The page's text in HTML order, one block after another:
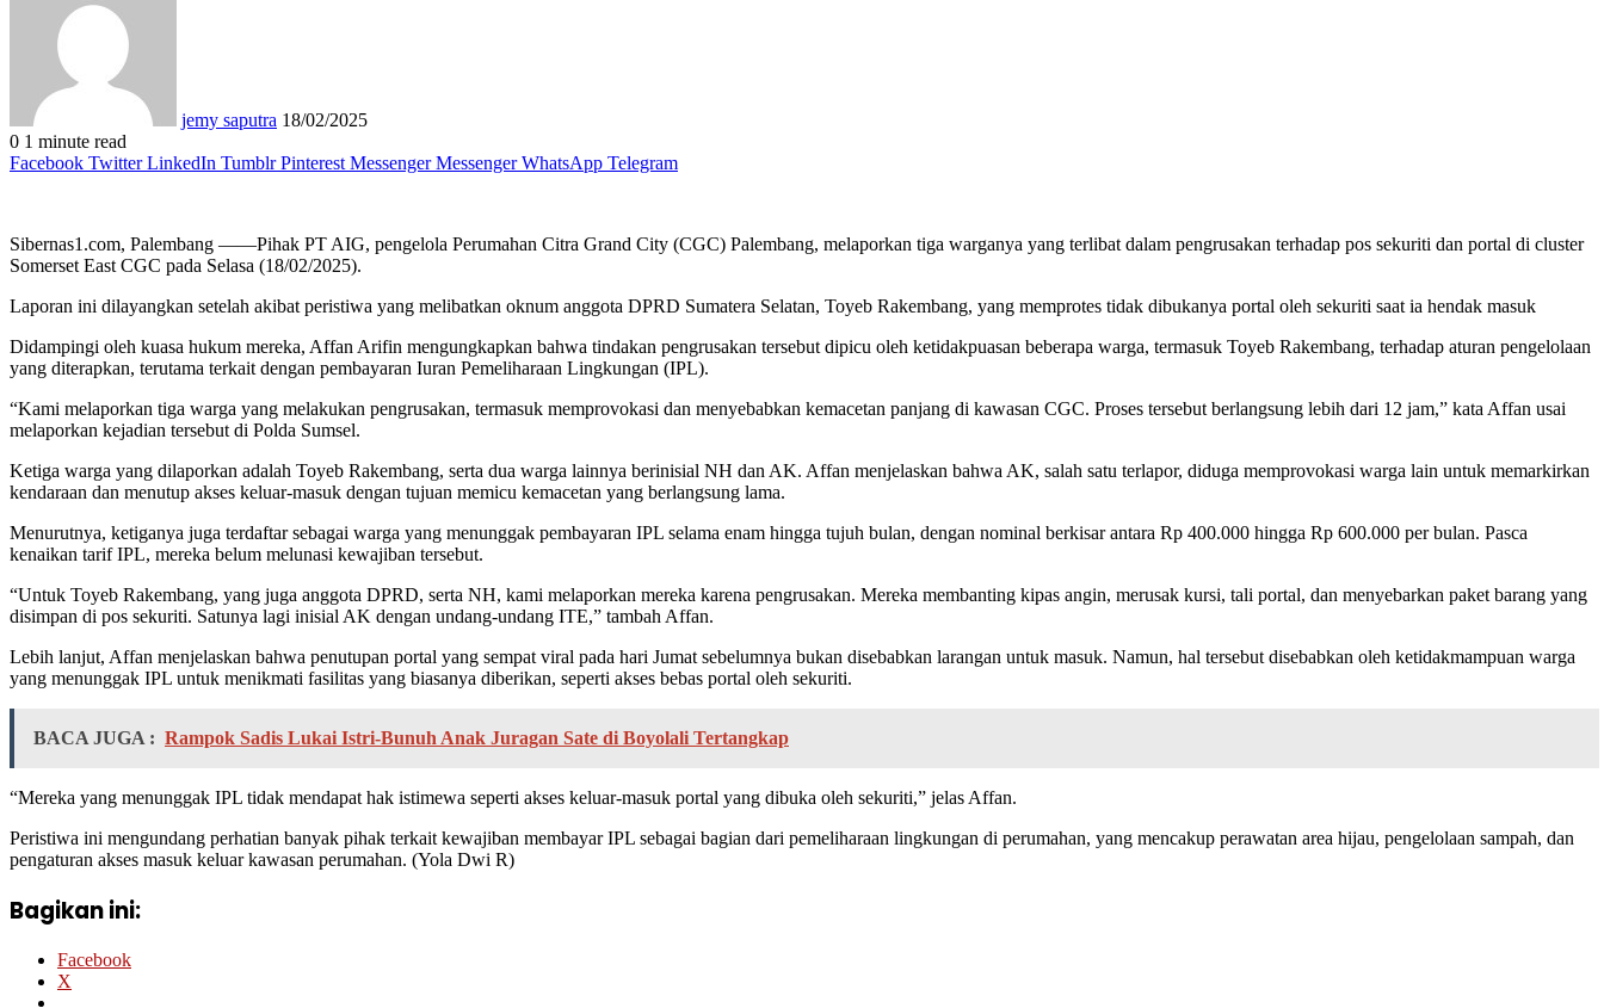
jemy saputra 18/02/2025
0 1 minute read
Facebook Twitter LinkedIn Tumblr Pinterest Messenger Messenger WhatsApp Telegram
Sibernas1.com, Palembang ——Pihak PT AIG, pengelola Perumahan Citra Grand City (CGC) Palembang, melaporkan tiga warganya yang terlibat dalam pengrusakan terhadap pos sekuriti dan portal di cluster
Somerset East CGC pada Selasa (18/02/2025).
Laporan ini dilayangkan setelah akibat peristiwa yang melibatkan oknum anggota DPRD Sumatera Selatan, Toyeb Rakembang, yang memprotes tidak dibukanya portal oleh sekuriti saat ia hendak masuk
Didampingi oleh kuasa hukum mereka, Affan Arifin mengungkapkan bahwa tindakan pengrusakan tersebut dipicu oleh ketidakpuasan beberapa warga, termasuk Toyeb Rakembang, terhadap aturan pengelolaan
yang diterapkan, terutama terkait dengan pembayaran Iuran Pemeliharaan Lingkungan (IPL).
“Kami melaporkan tiga warga yang melakukan pengrusakan, termasuk memprovokasi dan menyebabkan kemacetan panjang di kawasan CGC. Proses tersebut berlangsung lebih dari 12 jam,” kata Affan usai
melaporkan kejadian tersebut di Polda Sumsel.
Ketiga warga yang dilaporkan adalah Toyeb Rakembang, serta dua warga lainnya berinisial NH dan AK. Affan menjelaskan bahwa AK, salah satu terlapor, diduga memprovokasi warga lain untuk memarkirkan
kendaraan dan menutup akses keluar-masuk dengan tujuan memicu kemacetan yang berlangsung lama.
Menurutnya, ketiganya juga terdaftar sebagai warga yang menunggak pembayaran IPL selama enam hingga tujuh bulan, dengan nominal berkisar antara Rp 400.000 hingga Rp 600.000 per bulan. Pasca
kenaikan tarif IPL, mereka belum melunasi kewajiban tersebut.
“Untuk Toyeb Rakembang, yang juga anggota DPRD, serta NH, kami melaporkan mereka karena pengrusakan. Mereka membanting kipas angin, merusak kursi, tali portal, dan menyebarkan paket barang yang
disimpan di pos sekuriti. Satunya lagi inisial AK dengan undang-undang ITE,” tambah Affan.
Lebih lanjut, Affan menjelaskan bahwa penutupan portal yang sempat viral pada hari Jumat sebelumnya bukan disebabkan larangan untuk masuk. Namun, hal tersebut disebabkan oleh ketidakmampuan warga
yang menunggak IPL untuk menikmati fasilitas yang biasanya diberikan, seperti akses bebas portal oleh sekuriti.
BACA JUGA : Rampok Sadis Lukai Istri-Bunuh Anak Juragan Sate di Boyolali Tertangkap
“Mereka yang menunggak IPL tidak mendapat hak istimewa seperti akses keluar-masuk portal yang dibuka oleh sekuriti,” jelas Affan.
Peristiwa ini mengundang perhatian banyak pihak terkait kewajiban membayar IPL sebagai bagian dari pemeliharaan lingkungan di perumahan, yang mencakup perawatan area hijau, pengelolaan sampah, dan
pengaturan akses masuk keluar kawasan perumahan. (Yola Dwi R)
Bagikan ini:
Facebook
X